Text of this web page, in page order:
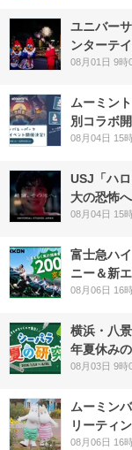
ユニバー
ンターテ
08月01日 9時
ムーミン
別コラボ
08月04日 15
USJ「ハ
大の恐怖
08月04日 15
富士急ハ
ニー＆新
08月06日 16
横浜・八
年夏休み
08月03日 9時
ムーミン
リーティ
08月06日 16